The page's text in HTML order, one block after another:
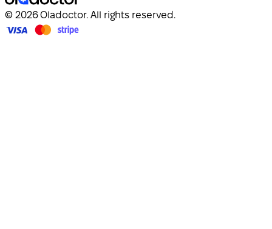
© 2026 Oladoctor. All rights reserved.